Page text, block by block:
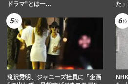
ドラマ”とは一…
た
滝沢秀明、ジャニーズ社員に「企画